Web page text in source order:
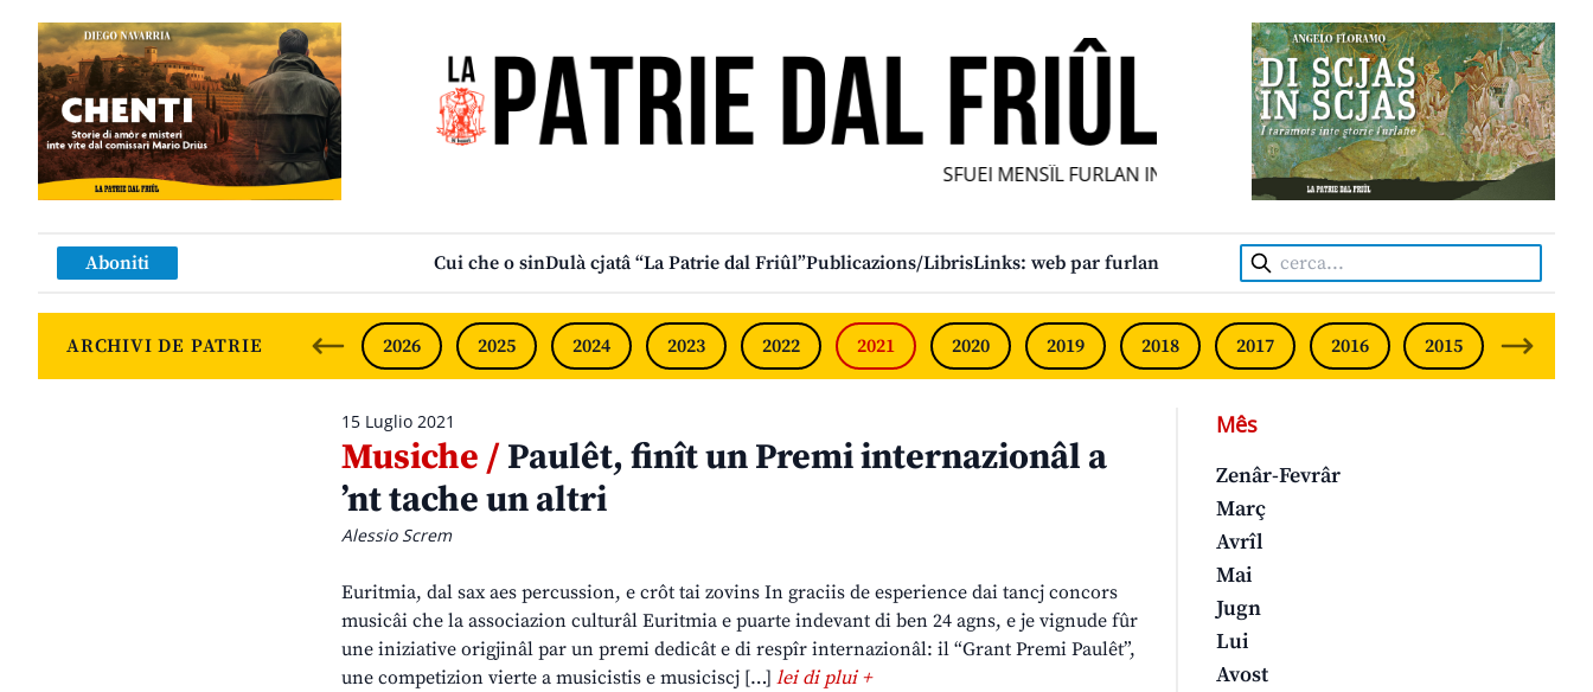
SFUEI MENSÎL FURLAN INDIPENDENT • INDEPENDENT FRIULIAN MONTHLY
Aboniti Cui che o sinDulà cjatâ “La Patrie dal Friûl”Publicazions/LibrisLinks: web par furlan Cerca:
ARCHIVI DE PATRIE 2026 2025 2024 2023 2022 2021 2020 2019 2018 2017 2016 2015 2014
15 Luglio 2021
Musiche /Paulêt, finît un Premi internazionâl a
’nt tache un altri
Alessio Screm
Euritmia, dal sax aes percussion, e crôt tai zovins In graciis de esperience dai tancj concors
musicâi che la associazion culturâl Euritmia e puarte indevant di ben 24 agns, e je vignude fûr
une iniziative origjinâl par un premi dedicât e di respîr internazionâl: il “Grant Premi Paulêt”,
une competizion vierte a musicistis e musiciscj […] lei di plui +
Mês
Zenâr-Fevrâr
Març
Avrîl
Mai
Jugn
Lui
Avost